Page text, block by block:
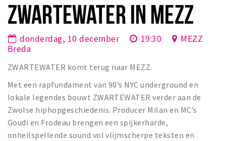
Musea, theaters & podia
Toeristische routes
Natuurgebieden
Sport
Privacy
ZWARTEWATER IN MEZZ
donderdag, 10 december 19:30
MEZZ
Breda
ZWARTEWATER komt terug naar MEZZ.
Met een rapfundament van 90’s NYC underground en
lokale legendes bouwt ZWARTEWATER verder aan de
Zwolse hiphopgeschiedenis. Producer Milan en MC’s
Goudi en Frodeau brengen een spijkerharde,
onheilspellende sound vol vlijmscherpe teksten en